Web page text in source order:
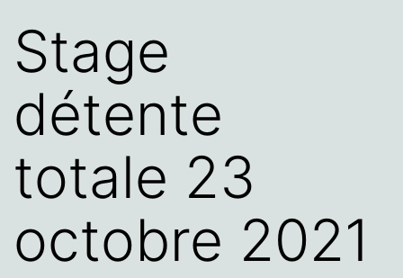
Stage
détente
totale 23
octobre 2021